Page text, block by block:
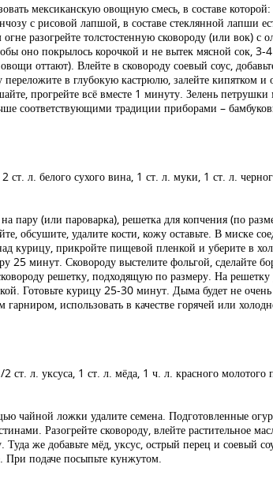
мексиканскую овощную смесь, в составе которой:
с рисовой лапшой, в составе стеклянной лапши
разогрейте толстостенную сковороду (или вок) с
оно покрылось корочкой и не вытек мясной сок, 3-
оттают). Влейте в сковороду соевый соус,
в глубокую кастрюлю, залейте кипятком и
прогрейте всё вместе 1 минуту. Зелень петрушки
соответствующими традиции приборами –
л. белого сухого вина, 1 ст. л. муки, 1 ст. л.
пару (или пароварка), решетка для копчения (по
обсушите, удалите кости, кожу оставьте. В миске
курицу, прикройте пищевой пленкой и уберите в
25 минут. Сковороду выстелите фольгой, сделайте
решетку, подходящую по размеру. На
Готовьте курицу 25-30 минут. Дыма будет не
использовать в качестве горячей или
ст. л. уксуса, 1 ст. л. мёда, 1 ч. л. красного молотого
чайной ложки удалите семена. Подготовленные
Разогрейте сковороду, влейте растительное
же добавьте мёд, уксус, острый перец и соевый
При подаче посыпьте кунжутом.